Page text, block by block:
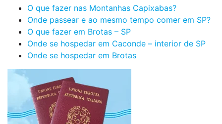
O que fazer nas Montanhas Capixabas?
Onde passear e ao mesmo tempo comer em SP?
O que fazer em Brotas – SP
Onde se hospedar em Caconde – interior de SP
Onde se hospedar em Brotas